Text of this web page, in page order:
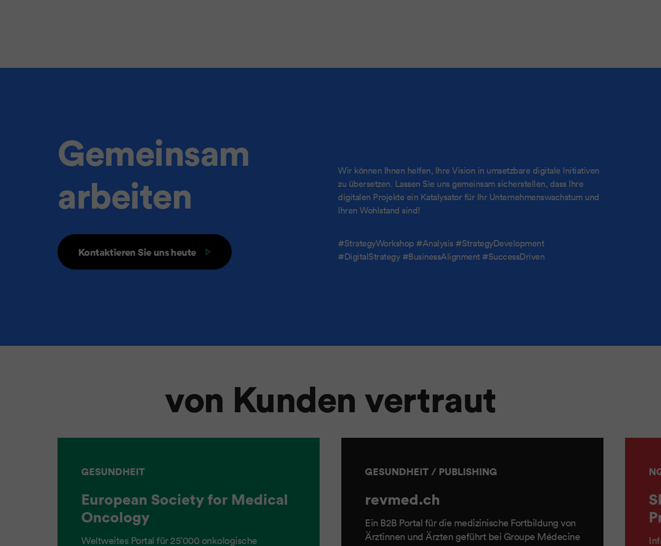
Gemeinsam
arbeiten
Kontaktieren Sie uns heute
Wir können Ihnen helfen, Ihre Vision in umsetzbare digitale Initiativen
zu übersetzen. Lassen Sie uns gemeinsam sicherstellen, dass Ihre
digitalen Projekte ein Katalysator für Ihr Unternehmenswachstum und
Ihren Wohlstand sind!
#StrategyWorkshop #Analysis #StrategyDevelopment
#DigitalStrategy #BusinessAlignment #SuccessDriven
von Kunden vertraut
GESUNDHEIT
European Society for Medical
Oncology
Weltweites Portal für 25’000 onkologische
GESUNDHEIT / PUBLISHING
revmed.ch
Ein B2B Portal für die medizinische Fortbildung von
Ärztinnen und Ärzten geführt bei Groupe Médecine